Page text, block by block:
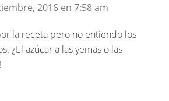
2016 en 7:58 am
la receta pero no entiendo los
¿El azúcar a las yemas o las